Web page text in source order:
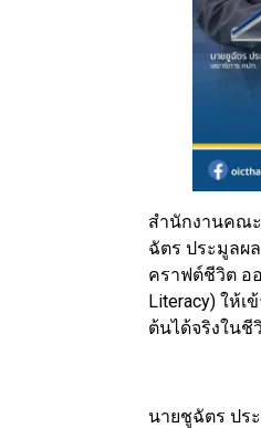
สำนักงานคณ
ฉัตร ประมูลผ
คราฟต์ชีวิต อ
Literacy) ให้เ
ต้นได้จริงในชี
นายชูฉัตร ปร